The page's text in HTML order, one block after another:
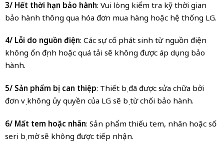
3/ Hết thời hạn bảo hành: Vui lòng kiểm tra kỹ thời gian
bảo hành thông qua hóa đơn mua hàng hoặc hệ thống LG.
4/ Lỗi do nguồn điện: Các sự cố phát sinh từ nguồn điện
không ổn định hoặc quá tải sẽ không được áp dụng bảo
hành.
5/ Sản phẩm bị can thiệp: Thiết bị đã được sửa chữa bởi
đơn vị không ủy quyền của LG sẽ bị từ chối bảo hành.
6/ Mất tem hoặc nhãn: Sản phẩm thiếu tem, nhãn hoặc số
seri bị mờ sẽ không được tiếp nhận.